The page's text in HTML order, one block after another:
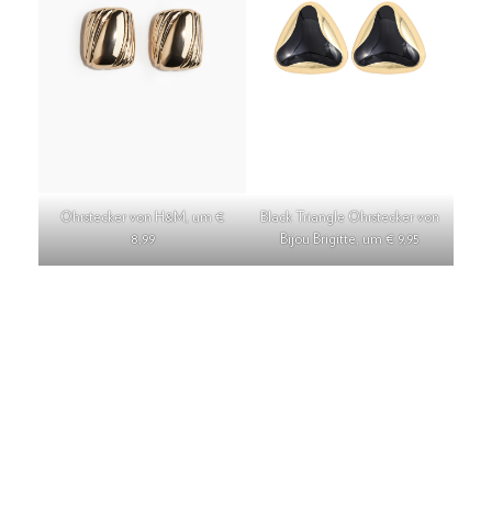
Ohrstecker von H&M, um €
8,99
Black Triangle Ohrstecker von
Bijou Brigitte, um € 9,95